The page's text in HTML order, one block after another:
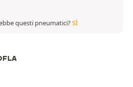
questi pneumatici?SÌ